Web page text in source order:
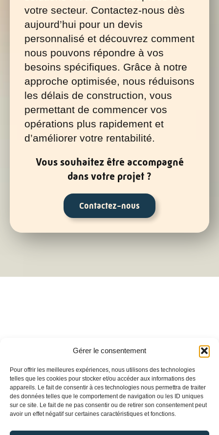
Gérer le consentement
Pour offrir les meilleures expériences, nous utilisons des technologies
telles que les cookies pour stocker et/ou accéder aux informations des
appareils. Le fait de consentir à ces technologies nous permettra de traiter
des données telles que le comportement de navigation ou les ID uniques
sur ce site. Le fait de ne pas consentir ou de retirer son consentement peut
avoir un effet négatif sur certaines caractéristiques et fonctions.
votre secteur. Contactez-nous dès
aujourd’hui pour un devis
personnalisé et découvrez comment
nous pouvons répondre à vos
besoins spécifiques. Grâce à notre
approche optimisée, nous réduisons
les délais de construction, vous
permettant de commencer vos
opérations plus rapidement et
d’améliorer votre rentabilité.
Vous souhaitez être accompagné
dans votre projet ?
Contactez-nous